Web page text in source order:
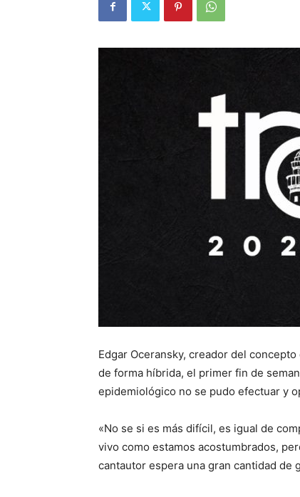
Edgar Oceransky, creador del
de forma híbrida, el primer fin de
epidemiológico no se pudo efectuar y
«No se si es más difícil, es igual de
vivo como estamos acostumbrados,
cantautor espera una gran cantidad de